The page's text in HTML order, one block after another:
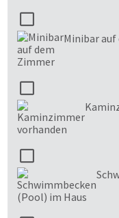
Minibar